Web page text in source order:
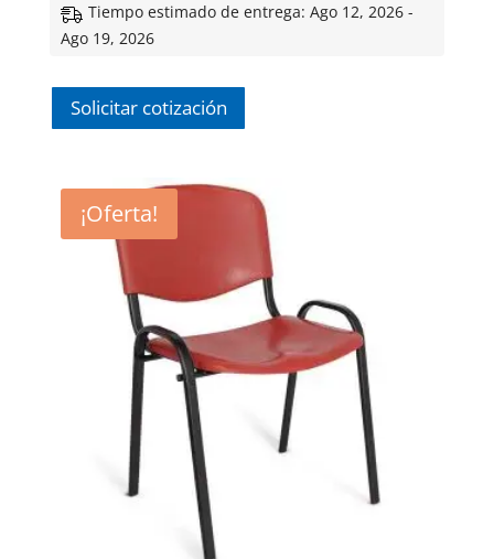
original
era:
Tiempo estimado de entrega: Ago 12, 2026 -
Ago 19, 2026
Solicitar cotización
¡Oferta!